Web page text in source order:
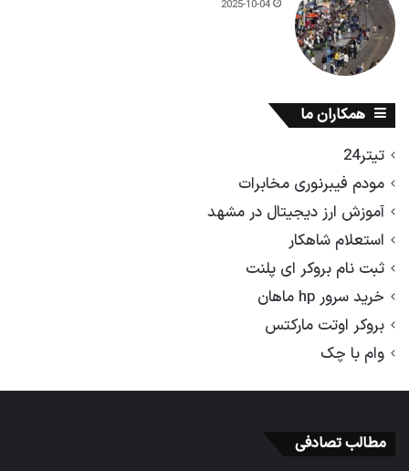
2025-10-04
همکاران ما
تیتر24
مودم فیبرنوری مخابرات
آموزش ارز دیجیتال در مشهد
استعلام شاهکار
ثبت نام بروکر ای پلنت
خرید سرور hp ماهان
بروکر اوتت مارکتس
وام با چک
مطالب تصادفی